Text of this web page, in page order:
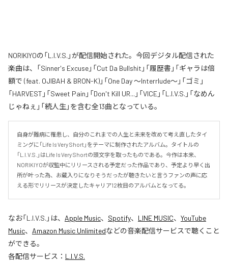
NORIKIYOの「L.I.V.S.」が配信開始された。今回デジタル配信された
楽曲は、「Sinner's Excuse」「Cut Da Bullshit」「履歴書」「ギャラは倍
額で (feat. OJIBAH & BRON-K)」「One Day ～Interrlude～」「ゴミ」
「HARVEST」「Sweet Pain」「Don't Kill UR...」「VICE」「L.I.V.S.」「なめん
じゃねぇ」「続人生」を含む全13曲となっている。
自身が難病に罹患し、自分のこれまでの人生と未来を改めて考え直したタイ
ミングに「Life Is Very Short」をテーマに制作されたアルバム。タイトルの
「L.I.V.S.」はLife Is Very Shortの頭文字を取ったものである。今作は本来、
NORIKIYOが収監中にリリースされる予定だった作品であり、予定より早く出
所が叶った為、お蔵入りになりそうだったが聴きたいと言うファンの声に応
える形でリリースが決定したキャリア12枚目のアルバムとなってる。
なお「L.I.V.S. 」は、 Apple Music、 Spotify、 LINE MUSIC、 YouTube
Music、 Amazon Music Unlimitedなどの音楽配信サービスで聴くこと
ができる。
各配信サービス： L.I.V.S.